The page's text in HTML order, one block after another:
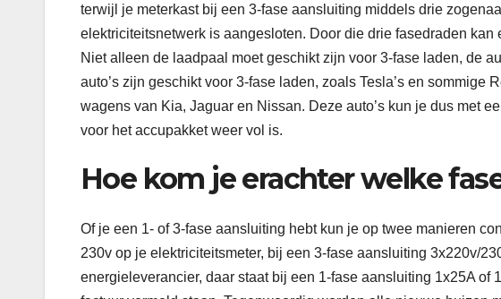
terwijl je meterkast bij een 3-fase aansluiting middels drie
elektriciteitsnetwerk is aangesloten. Door die drie fasedraden
Niet alleen de laadpaal moet geschikt zijn voor 3-fase laden, de
auto’s zijn geschikt voor 3-fase laden, zoals Tesla’s en sommige
wagens van Kia, Jaguar en Nissan. Deze auto’s kun je dus met
voor het accupakket weer vol is.
Hoe kom je erachter welke
Of je een 1- of 3-fase aansluiting hebt kun je op twee manieren
230v op je elektriciteitsmeter, bij een 3-fase aansluiting 3x220v/
energieleverancier, daar staat bij een 1-fase aansluiting 1x25A